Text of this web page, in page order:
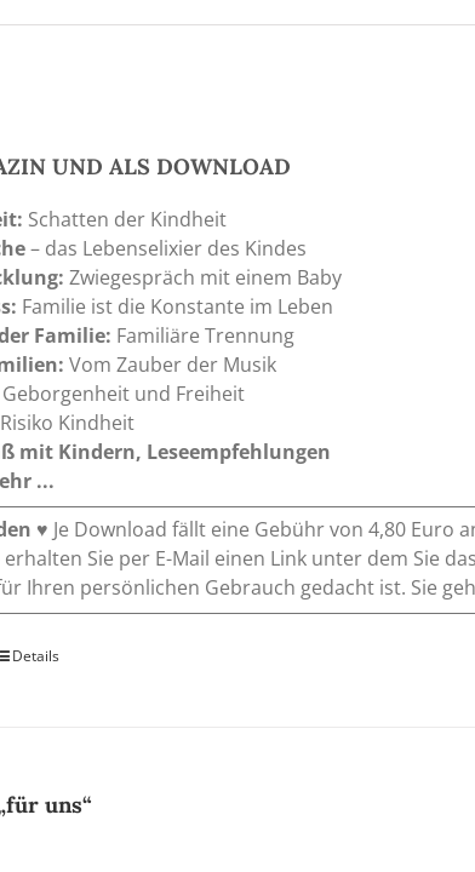
UND ALS DOWNLOAD
Schatten der Kindheit
– das Lebenselixier des Kindes
Zwiegespräch mit einem Baby
Familie ist die Konstante im Leben
Familie: Familiäre Trennung
Vom Zauber der Musik
Geborgenheit und Freiheit
Risiko Kindheit
mit Kindern, Leseempfehlungen
...
♥ Je Download fällt eine Gebühr von 4,80 Euro
Sie per E-Mail einen Link unter dem Sie
Ihren persönlichen Gebrauch gedacht ist. Sie
Details
uns“